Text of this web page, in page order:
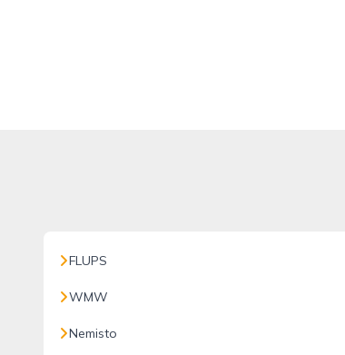
FLUPS
WMW
Nemisto